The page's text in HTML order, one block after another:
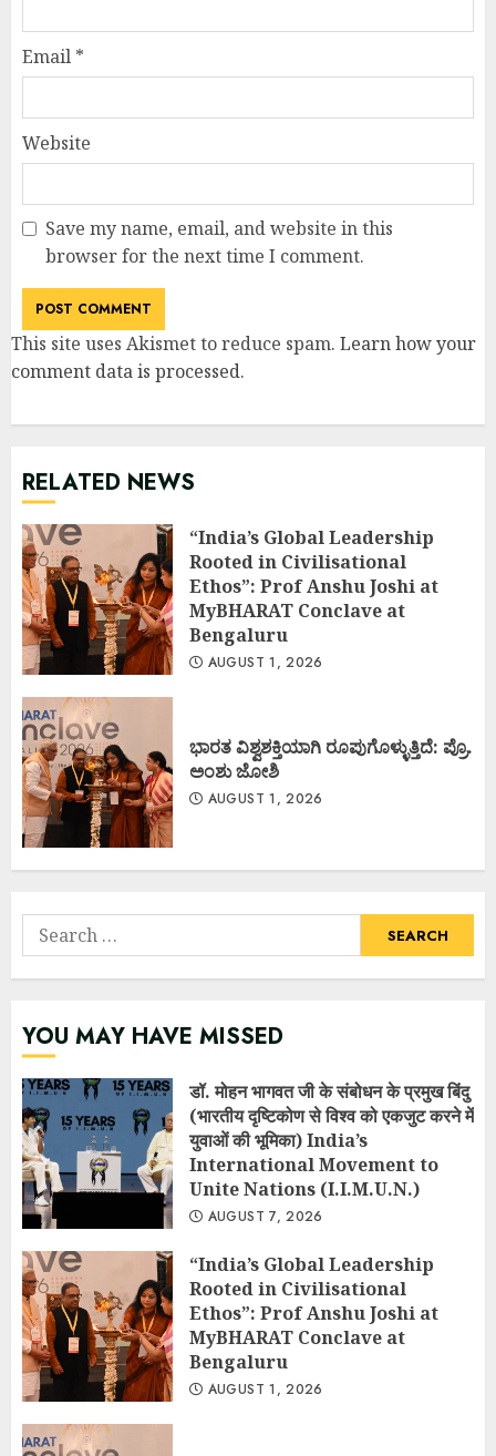
Email *
Website
Save my name, email, and website in this
browser for the next time I comment.
This site uses Akismet to reduce spam. Learn how your
comment data is processed.
RELATED NEWS
“India’s Global Leadership
Rooted in Civilisational
Ethos”: Prof Anshu Joshi at
MyBHARAT Conclave at
Bengaluru
AUGUST 1, 2026
ಭಾರತ ವಿಶ್ವಶಕ್ತಿಯಾಗಿ ರೂಪುಗೊಳ್ಳುತ್ತಿದೆ: ಪ್ರೊ.
ಅಂಶು ಜೋಶಿ
AUGUST 1, 2026
Search
for:
YOU MAY HAVE MISSED
डॉ. मोहन भागवत जी के संबोधन के प्रमुख बिंदु
(भारतीय दृष्टिकोण से विश्व को एकजुट करने में
युवाओं की भूमिका) India’s
International Movement to
Unite Nations (I.I.M.U.N.)
AUGUST 7, 2026
“India’s Global Leadership
Rooted in Civilisational
Ethos”: Prof Anshu Joshi at
MyBHARAT Conclave at
Bengaluru
AUGUST 1, 2026